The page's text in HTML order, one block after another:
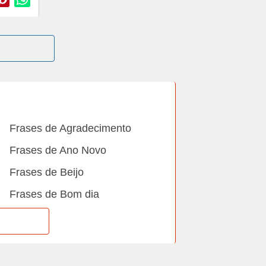
Frases de Agradecimento
Frases de Ano Novo
Frases de Beijo
Frases de Bom dia
Frases de Dia Internacional